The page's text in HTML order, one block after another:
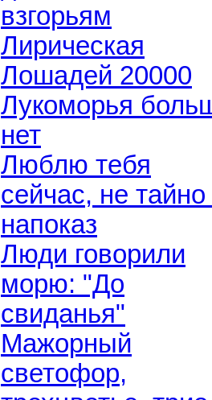
взгорьям
Лирическая
Лошадей 20000
Лукоморья
нет
Люблю тебя
сейчас, не тайно
напоказ
Люди говорили
морю: "До
свиданья"
Мажорный
светофор,